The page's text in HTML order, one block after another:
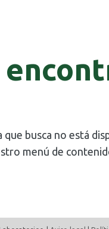
que busca no está
menú de